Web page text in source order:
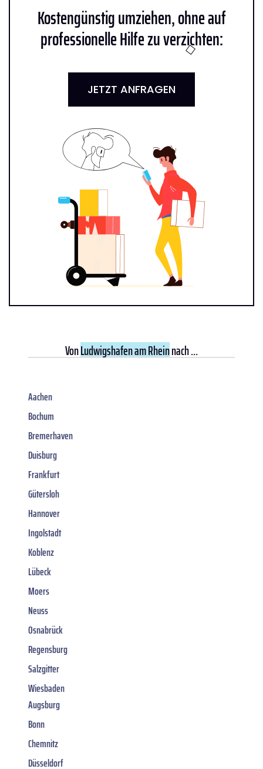
Kostengünstig umziehen, ohne auf
professionelle Hilfe zu verzichten:
JETZT ANFRAGEN
VonLudwigshafen am Rheinnach ...
Aachen
Bochum
Bremerhaven
Duisburg
Frankfurt
Gütersloh
Hannover
Ingolstadt
Koblenz
Lübeck
Moers
Neuss
Osnabrück
Regensburg
Salzgitter
Wiesbaden
Augsburg
Bonn
Chemnitz
Düsseldorf